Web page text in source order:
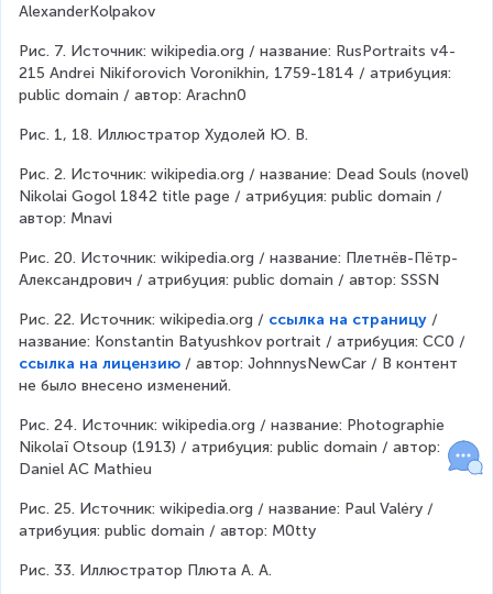
AlexanderKolpakov
Рис. 7. Источник: wikipedia.org / название: RusPortraits v4-
215 Andrei Nikiforovich Voronikhin, 1759-1814 / атрибуция:
public domain / автор: Arachn0
Рис. 1, 18. Иллюстратор Худолей Ю. В.
Рис. 2. Источник: wikipedia.org / название: Dead Souls (novel)
Nikolai Gogol 1842 title page / атрибуция: public domain /
автор: Mnavi
Рис. 20. Источник: wikipedia.org / название: Плетнёв-Пётр-
Александрович / атрибуция: public domain / автор: SSSN
Рис. 22. Источник: wikipedia.org / ссылка на страницу /
название: Konstantin Batyushkov portrait / атрибуция: CC0 /
ссылка на лицензию / автор: JohnnysNewCar / В контент
не было внесено изменений.
Рис. 24. Источник: wikipedia.org / название: Photographie
Nikolaï Otsoup (1913) / атрибуция: public domain / автор:
Daniel AC Mathieu
Рис. 25. Источник: wikipedia.org / название: Paul Valéry /
атрибуция: public domain / автор: M0tty
Рис. 33. Иллюстратор Плюта А. А.